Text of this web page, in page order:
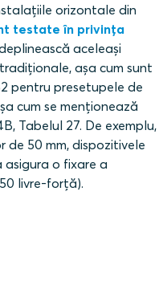
orizontale din
testate în privința
aceleași
așa cum sunt
pentru presetupele de
cum se menționează
Tabelul 27. De exemplu,
de 50 mm, dispozitivele
o fixare a
livre-forță).